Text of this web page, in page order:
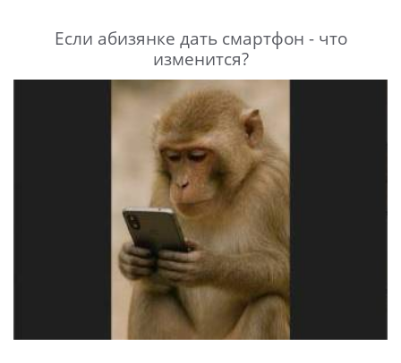
Если абизянке дать смартфон - что
изменится?